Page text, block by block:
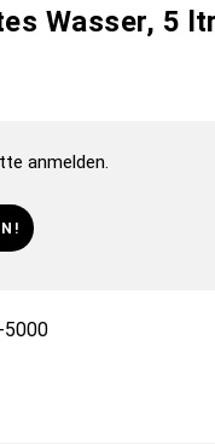
Wasser, 5
anmelden.
5000